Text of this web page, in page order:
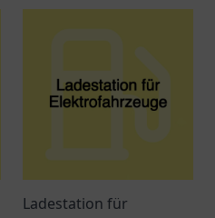
Getränken – ideal für
Ladestation für